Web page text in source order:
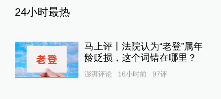
24小时最热
马上评丨法院认为“老登”属年
龄贬损，这个词错在哪里？
澎湃评论 16小时前 97评